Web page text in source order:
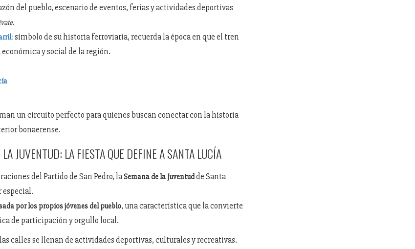
del pueblo, escenario de eventos, ferias y actividades deportivas
.
: símbolo de su historia ferroviaria, recuerda la época en que el tren
y social de la región.
un circuito perfecto para quienes buscan conectar con la historia
bonaerense.
JUVENTUD: LA FIESTA QUE DEFINE A SANTA LUCÍA
del Partido de San Pedro, laSemana de la Juventudde Santa
especial.
por los propios jóvenes del pueblo, una característica que la convierte
de participación y orgullo local.
calles se llenan de actividades deportivas, culturales y recreativas.